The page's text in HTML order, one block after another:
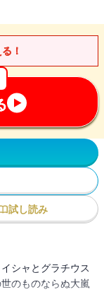
！
試し読み
シャとグラチウス
のものならぬ大嵐